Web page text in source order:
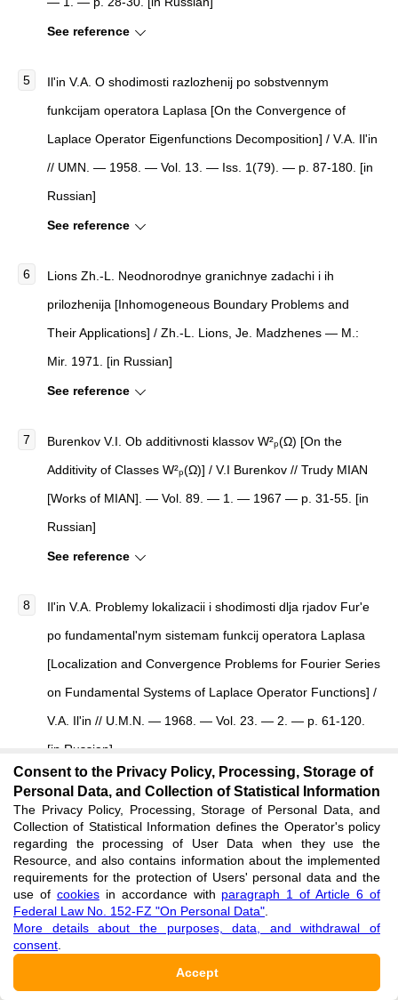
See reference
Il'in V.A. O shodimosti razlozhenij po sobstvennym
funkcijam operatora Laplasa [On the Convergence of
Laplace Operator Eigenfunctions Decomposition] / V.A. Il'in
// UMN. — 1958. — Vol. 13. — Iss. 1(79). — p. 87-180. [in
Russian]
See reference
Lions Zh.-L. Neodnorodnye granichnye zadachi i ih
prilozhenija [Inhomogeneous Boundary Problems and
Their Applications] / Zh.-L. Lions, Je. Madzhenes — M.:
Mir. 1971. [in Russian]
See reference
Burenkov V.I. Ob additivnosti klassov W²ₚ(Ω) [On the
Additivity of Classes W²ₚ(Ω)] / V.I Burenkov // Trudy MIAN
[Works of MIAN]. — Vol. 89. — 1. — 1967 — p. 31-55. [in
Russian]
See reference
Il'in V.A. Problemy lokalizacii i shodimosti dlja rjadov Fur'e
po fundamental'nym sistemam funkcij operatora Laplasa
[Localization and Convergence Problems for Fourier Series
on Fundamental Systems of Laplace Operator Functions] /
V.A. Il'in // U.M.N. — 1968. — Vol. 23. — 2. — p. 61-120.
[in Russian]
Suchkov M.V. O nekotoryh svojstvah spektral'nyh
razlozhenij, otvechajushhih samosoprjazhennomu
jellipticheskomu operatoru vtorogo porjadka s razryvnymi
kojefficientami [On Some Properties of Spectral
Decompositions Respecting a Second Order Self-
Conjugate Elliptic Operator with Discontinuous Coefficients]
/ M.V. Suchkov // DAS SSSR. — 1980. — Vol 251. — 6. —
Consent to the Privacy Policy, Processing, Storage of
Personal Data, and Collection of Statistical Information
The Privacy Policy, Processing, Storage of Personal Data, and
Collection of Statistical Information defines the Operator's policy
regarding the processing of User Data when they use the
Resource, and also contains information about the implemented
requirements for the protection of Users' personal data and the
use of cookiesin accordance with paragraph 1 of Article 6 of
Federal Law No. 152-FZ "On Personal Data"
More details about the purposes, data, and withdrawal of
consent
Accept